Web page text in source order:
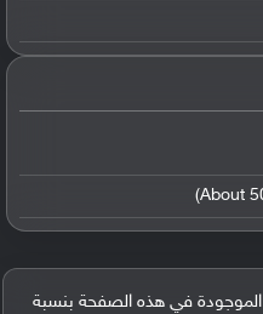
في هذه الصفحة بنسبة